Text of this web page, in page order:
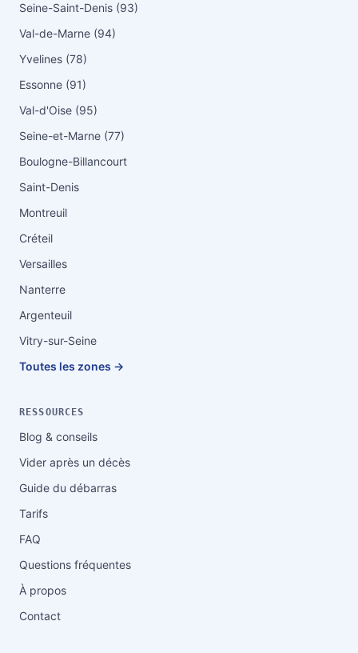
Seine-Saint-Denis (93)
Val-de-Marne (94)
Yvelines (78)
Essonne (91)
Val-d'Oise (95)
Seine-et-Marne (77)
Boulogne-Billancourt
Saint-Denis
Montreuil
Créteil
Versailles
Nanterre
Argenteuil
Vitry-sur-Seine
Toutes les zones →
RESSOURCES
Blog & conseils
Vider après un décès
Guide du débarras
Tarifs
FAQ
Questions fréquentes
À propos
Contact